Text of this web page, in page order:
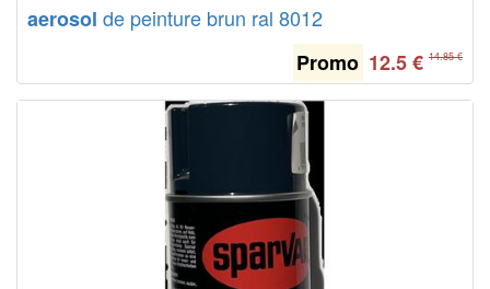
aerosol de peinture brun ral 8012
Promo 12.5€ 14.85 €